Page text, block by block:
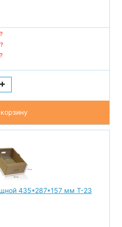
?
?
?
+
435*287*157 мм Т-23